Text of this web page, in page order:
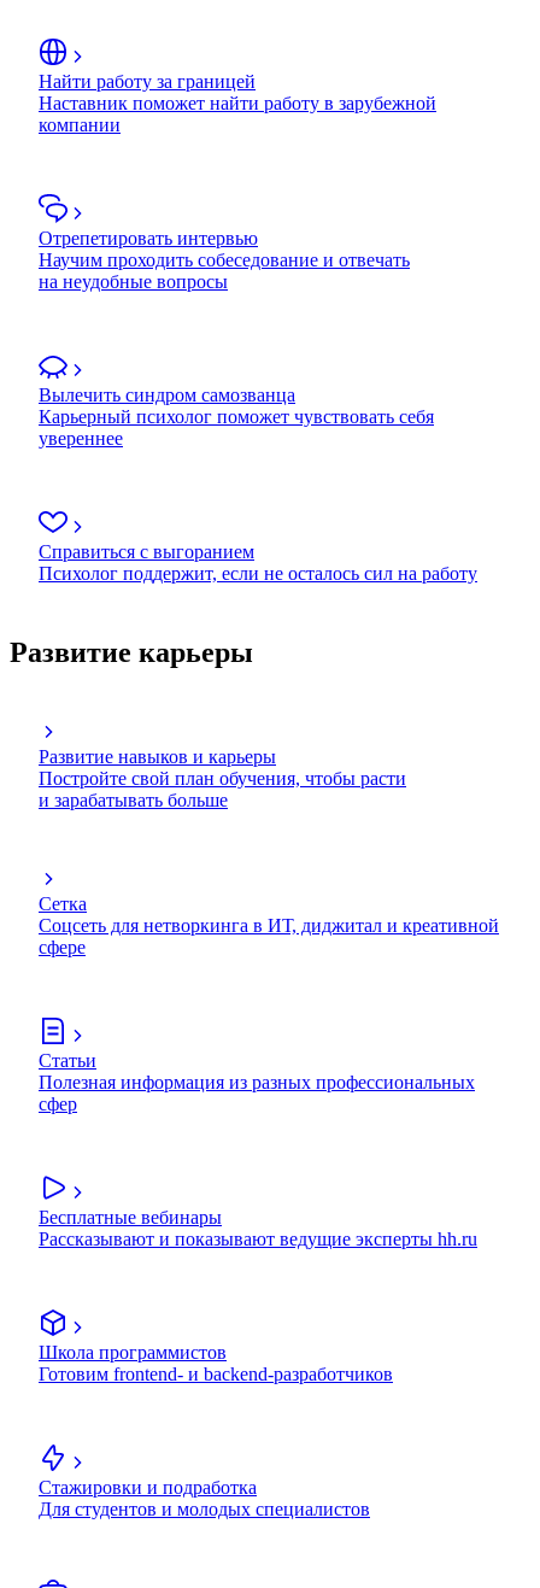
Найти работу за границей
Наставник поможет найти работу в зарубежной
компании
Отрепетировать интервью
Научим проходить собеседование и отвечать
на неудобные вопросы
Вылечить синдром самозванца
Карьерный психолог поможет чувствовать себя
увереннее
Справиться с выгоранием
Психолог поддержит, если не осталось сил на работу
Развитие карьеры
Развитие навыков и карьеры
Постройте свой план обучения, чтобы расти
и зарабатывать больше
Сетка
Соцсеть для нетворкинга в ИТ, диджитал и креативной
сфере
Статьи
Полезная информация из разных профессиональных
сфер
Бесплатные вебинары
Рассказывают и показывают ведущие эксперты hh.ru
Школа программистов
Готовим frontend- и backend-разработчиков
Стажировки и подработка
Для студентов и молодых специалистов